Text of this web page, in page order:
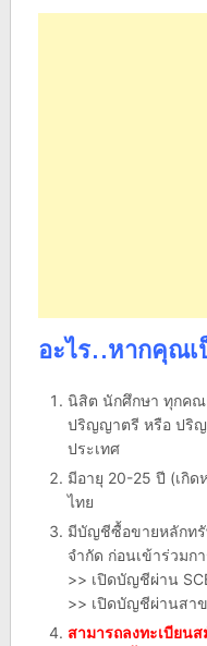
อะไร..หากคุณเ
นิสิต นักศึกษา ทุกคณ
ปริญญาตรี หรือ ปริ
ประเทศ
มีอายุ 20-25 ปี (เกิ
ไทย
มีบัญชีซื้อขายหลักท
จำกัด ก่อนเข้าร่วมก
>> เปิดบัญชีผ่าน
>> เปิดบัญชีผ่านสา
สามารถลงทะเบียน